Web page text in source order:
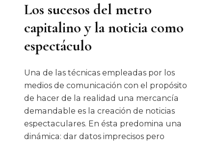
Los sucesos del metro
capitalino y la noticia como
espectáculo
Una de las técnicas empleadas por los
medios de comunicación con el propósito
de hacer de la realidad una mercancía
demandable es la creación de noticias
espectaculares. En ésta predomina una
dinámica: dar datos imprecisos pero